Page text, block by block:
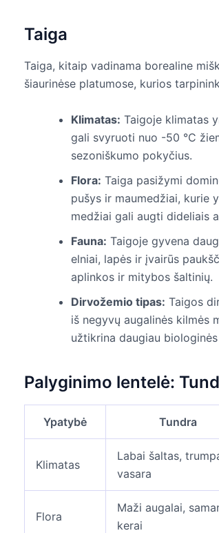
Taiga
Taiga, kitaip vadinama borealine
šiaurinėse platumose, kurios
Klimatas: Taigoje klimatas
gali svyruoti nuo -50 °C
sezoniškumo pokyčius.
Flora: Taiga pasižymi
pušys ir maumedžiai, kurie
medžiai gali augti dideliais
Fauna: Taigoje gyvena
elniai, lapės ir įvairūs
aplinkos ir mitybos šaltinių.
Dirvožemio tipas: Taigos
iš negyvų augalinės kilmės
užtikrina daugiau
Palyginimo lentelė:
Ypatybė Tundra
Klimatas
Labai šaltas,
vasara
Flora
Maži augalai,
kerai